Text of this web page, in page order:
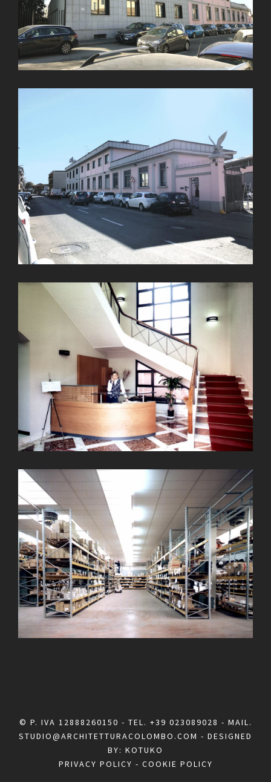
© P. IVA 12888260150 - TEL. +39 023089028 - MAIL.
STUDIO@ARCHITETTURACOLOMBO.COM - DESIGNED
BY: KOTUKO
PRIVACY POLICY - COOKIE POLICY